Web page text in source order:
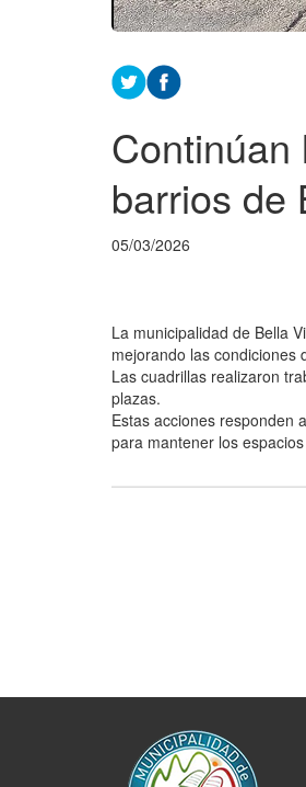
Continúan
barrios de
05/03/2026
La municipalidad de Bella
mejorando las condiciones
Las cuadrillas realizaron
plazas.
Estas acciones responden
para mantener los